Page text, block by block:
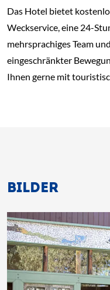
Das Hotel bietet
Weckservice, eine 24-
mehrsprachiges Team
eingeschränkter
Ihnen gerne mit
BILDER